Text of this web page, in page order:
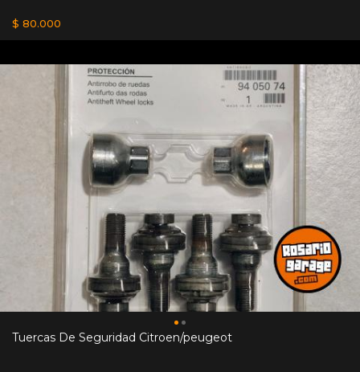
$ 80.000
Tuercas De Seguridad Citroen/peugeot